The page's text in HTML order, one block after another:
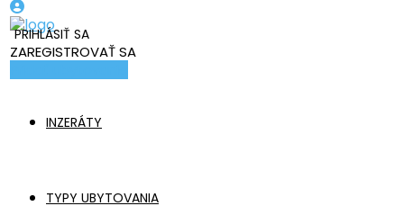
PRIHLÁSIŤ SA
ZAREGISTROVAŤ SA
INZERÁTY
TYPY UBYTOVANIA